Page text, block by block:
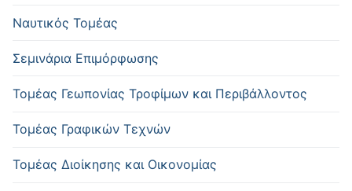
Ναυτικός Τομέας
Σεμινάρια Επιμόρφωσης
Τομέας Γεωπονίας Τροφίμων και Περιβάλλοντος
Τομέας Γραφικών Τεχνών
Τομέας Διοίκησης και Οικονομίας